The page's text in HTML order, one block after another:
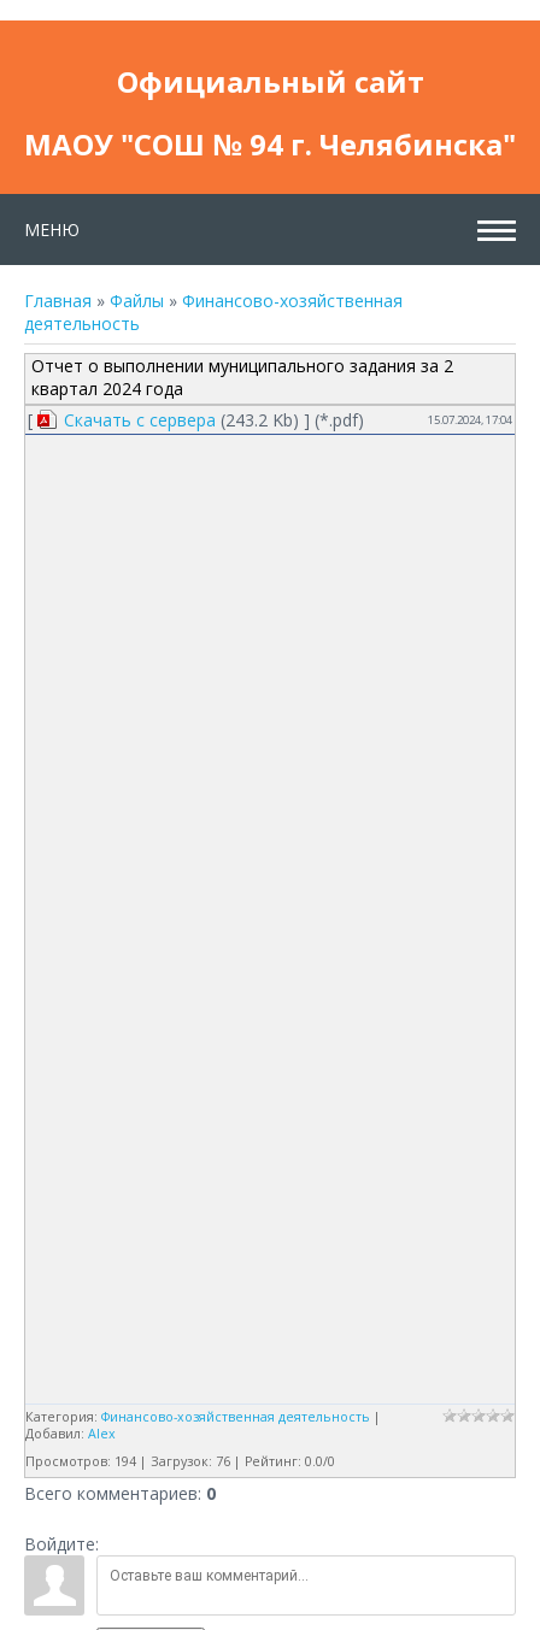
Официальный сайт
МАОУ "СОШ № 94 г. Челябинска"
МЕНЮ
Главная » Файлы » Финансово-хозяйственная
деятельность
Отчет о выполнении муниципального задания за 2
квартал 2024 года
[
Скачать с сервера (243.2 Kb) ] (*.pdf) 15.07.2024, 17:04
Категория: Финансово-хозяйственная деятельность |
Добавил: Alex
Просмотров: 194 | Загрузок: 76 | Рейтинг: 0.0/0
Всего комментариев: 0
Войдите: